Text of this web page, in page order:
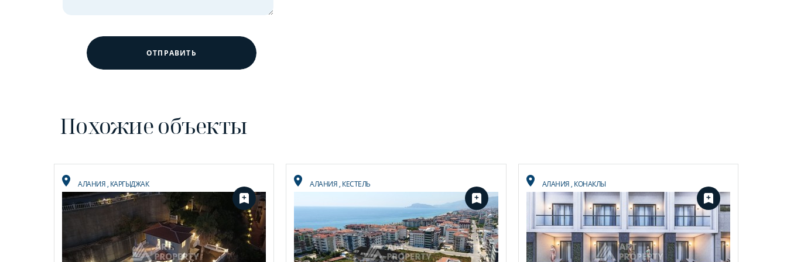
ОТПРАВИТЬ
Похожие объекты
АЛАНИЯ, КАРГЫДЖАК АЛАНИЯ, КЕСТЕЛЬ АЛАНИЯ, КОНАКЛЫ